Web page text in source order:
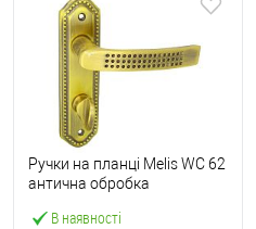
В наявності
Ручки на планці Melis WC 62
антична обробка